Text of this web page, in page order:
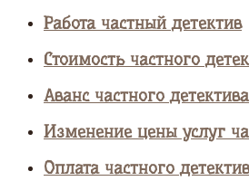
Работа частный детектив
Стоимость частного
Аванс частного детектива
Изменение цены услуг
Оплата частного